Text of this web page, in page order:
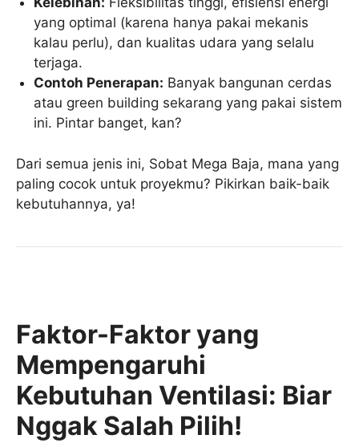
yang optimal (karena hanya pakai mekanis
kalau perlu), dan kualitas udara yang selalu
terjaga.
Contoh Penerapan: Banyak bangunan cerdas
atau green building sekarang yang pakai sistem
ini. Pintar banget, kan?
Dari semua jenis ini, Sobat Mega Baja, mana yang
paling cocok untuk proyekmu? Pikirkan baik-baik
kebutuhannya, ya!
Faktor-Faktor yang
Mempengaruhi
Kebutuhan Ventilasi: Biar
Nggak Salah Pilih!